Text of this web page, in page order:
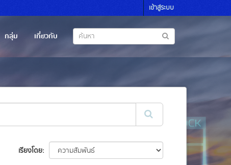
เข้าสู่ระบบ
กลุ่ม เกี่ยวกับ
เรียงโดย